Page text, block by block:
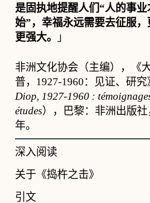
是固执地提醒人们“人的事
始”，幸福永远需要去征服，
更强大。
」
非洲文化协会（主编），《
普，1927-1960：见证、研究
Diop, 1927-1960 :
études），巴黎：非洲出版社
年。
深入阅读
关于《捣杵之击》
引文